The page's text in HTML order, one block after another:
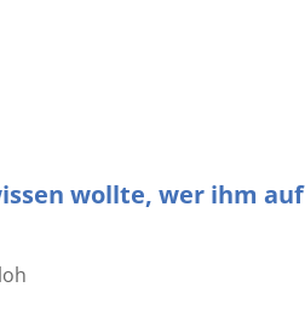
wollte, wer ihm auf